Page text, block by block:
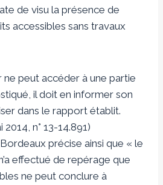
de visu la présence de
accessibles sans travaux
ne peut accéder à une partie
il doit en informer son
dans le rapport établit.
2014, n° 13-14.891)
précise ainsi que « le
effectué de repérage que
ne peut conclure à